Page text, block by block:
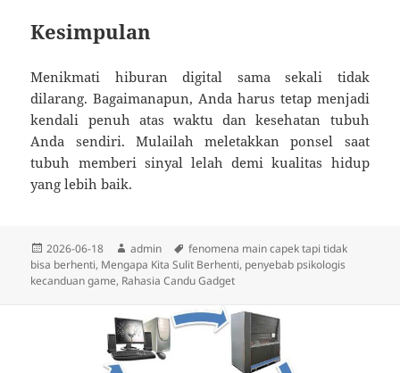
Kesimpulan
Menikmati hiburan digital sama sekali tidak
dilarang. Bagaimanapun, Anda harus tetap menjadi
kendali penuh atas waktu dan kesehatan tubuh
Anda sendiri. Mulailah meletakkan ponsel saat
tubuh memberi sinyal lelah demi kualitas hidup
yang lebih baik.
Diposkan
pada
2026-06-18 Penulis
admin Tag
fenomena main capek tapi tidak
bisa berhenti, Mengapa Kita Sulit Berhenti, penyebab psikologis
kecanduan game, Rahasia Candu Gadget